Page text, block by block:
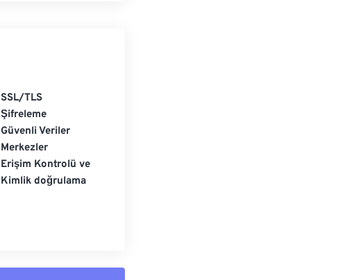
SSL/TLS
Şifreleme
Güvenli Veriler
Merkezler
Erişim Kontrolü ve
Kimlik doğrulama